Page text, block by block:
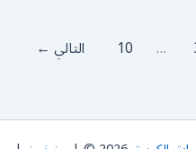
…
10 التالي ←